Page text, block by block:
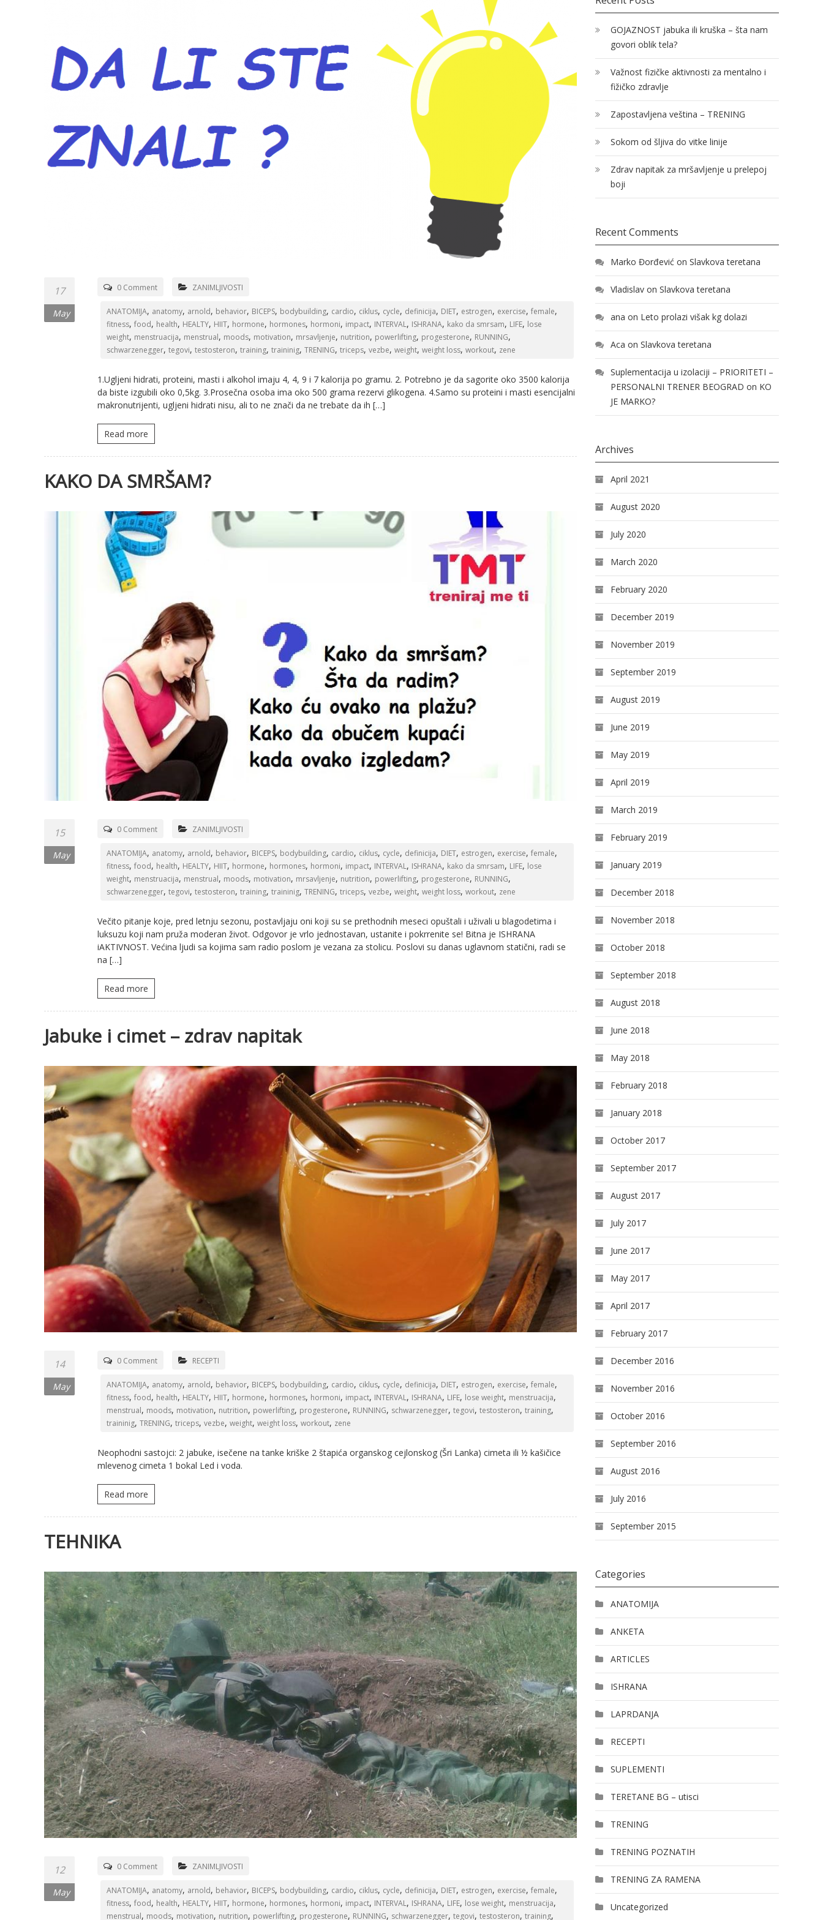
17
May
0 Comment ZANIMLJIVOSTI
ANATOMIJA, anatomy, arnold, behavior, BICEPS, bodybuilding, cardio, ciklus, cycle, definicija, DIET, estrogen, exercise, female,
fitness, food, health, HEALTY, HIIT, hormone, hormones, hormoni, impact, INTERVAL, ISHRANA, kako da smrsam, LIFE, lose
weight, menstruacija, menstrual, moods, motivation, mrsavljenje, nutrition, powerlifting, progesterone, RUNNING,
schwarzenegger, tegovi, testosteron, training, traininig, TRENING, triceps, vezbe, weight, weight loss, workout, zene
1.Ugljeni hidrati, proteini, masti i alkohol imaju 4, 4, 9 i 7 kalorija po gramu. 2. Potrebno je da sagorite oko 3500 kalorija
da biste izgubili oko 0,5kg. 3.Prosečna osoba ima oko 500 grama rezervi glikogena. 4.Samo su proteini i masti esencijalni
makronutrijenti, ugljeni hidrati nisu, ali to ne znači da ne trebate da ih […]
Read more
KAKO DA SMRŠAM?
15
May
0 Comment ZANIMLJIVOSTI
ANATOMIJA, anatomy, arnold, behavior, BICEPS, bodybuilding, cardio, ciklus, cycle, definicija, DIET, estrogen, exercise, female,
fitness, food, health, HEALTY, HIIT, hormone, hormones, hormoni, impact, INTERVAL, ISHRANA, kako da smrsam, LIFE, lose
weight, menstruacija, menstrual, moods, motivation, mrsavljenje, nutrition, powerlifting, progesterone, RUNNING,
schwarzenegger, tegovi, testosteron, training, traininig, TRENING, triceps, vezbe, weight, weight loss, workout, zene
Večito pitanje koje, pred letnju sezonu, postavljaju oni koji su se prethodnih meseci opuštali i uživali u blagodetima i
luksuzu koji nam pruža moderan život. Odgovor je vrlo jednostavan, ustanite i pokrrenite se! Bitna je ISHRANA
iAKTIVNOST. Većina ljudi sa kojima sam radio poslom je vezana za stolicu. Poslovi su danas uglavnom statični, radi se
na […]
Read more
Jabuke i cimet – zdrav napitak
14
May
0 Comment RECEPTI
ANATOMIJA, anatomy, arnold, behavior, BICEPS, bodybuilding, cardio, ciklus, cycle, definicija, DIET, estrogen, exercise, female,
fitness, food, health, HEALTY, HIIT, hormone, hormones, hormoni, impact, INTERVAL, ISHRANA, LIFE, lose weight, menstruacija,
menstrual, moods, motivation, nutrition, powerlifting, progesterone, RUNNING, schwarzenegger, tegovi, testosteron, training,
traininig, TRENING, triceps, vezbe, weight, weight loss, workout, zene
Neophodni sastojci: 2 jabuke, isečene na tanke kriške 2 štapića organskog cejlonskog (Šri Lanka) cimeta ili ½ kašičice
mlevenog cimeta 1 bokal Led i voda.
Read more
TEHNIKA
12
May
0 Comment ZANIMLJIVOSTI
ANATOMIJA, anatomy, arnold, behavior, BICEPS, bodybuilding, cardio, ciklus, cycle, definicija, DIET, estrogen, exercise, female,
fitness, food, health, HEALTY, HIIT, hormone, hormones, hormoni, impact, INTERVAL, ISHRANA, LIFE, lose weight, menstruacija,
menstrual, moods, motivation, nutrition, powerlifting, progesterone, RUNNING, schwarzenegger, tegovi, testosteron, training,
GOJAZNOST jabuka ili kruška – šta nam
govori oblik tela?
Važnost fizičke aktivnosti za mentalno i
fižičko zdravlje
Zapostavljena veština – TRENING
Sokom od šljiva do vitke linije
Zdrav napitak za mršavljenje u prelepoj
boji
Recent Comments
Marko Đorđević on Slavkova teretana
Vladislav on Slavkova teretana
ana on Leto prolazi višak kg dolazi
Aca on Slavkova teretana
Suplementacija u izolaciji – PRIORITETI –
PERSONALNI TRENER BEOGRAD on KO
JE MARKO?
Archives
April 2021
August 2020
July 2020
March 2020
February 2020
December 2019
November 2019
September 2019
August 2019
June 2019
May 2019
April 2019
March 2019
February 2019
January 2019
December 2018
November 2018
October 2018
September 2018
August 2018
June 2018
May 2018
February 2018
January 2018
October 2017
September 2017
August 2017
July 2017
June 2017
May 2017
April 2017
February 2017
December 2016
November 2016
October 2016
September 2016
August 2016
July 2016
September 2015
Categories
ANATOMIJA
ANKETA
ARTICLES
ISHRANA
LAPRDANJA
RECEPTI
SUPLEMENTI
TERETANE BG – utisci
TRENING
TRENING POZNATIH
TRENING ZA RAMENA
Uncategorized